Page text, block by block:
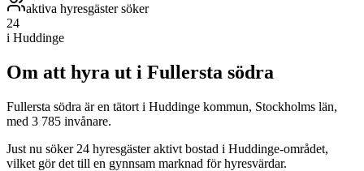
aktiva hyresgäster söker
24
i Huddinge
Om att hyra ut i Fullersta södra
Fullersta södra är en tätort i Huddinge kommun, Stockholms län,
med 3 785 invånare.
Just nu söker 24 hyresgäster aktivt bostad i Huddinge-området,
vilket gör det till en gynnsam marknad för hyresvärdar.